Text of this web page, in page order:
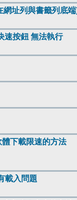
網址列與書籤列底
按鈕 無法執行
下載限速的方法
載入問題